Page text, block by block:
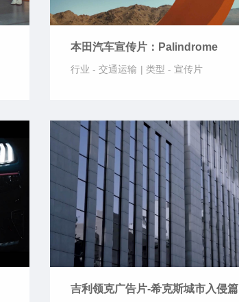
本田汽车宣传片：Palindrome
行业 - 交通运输 | 类型 - 宣传片
吉利领克广告片-希克斯城市入侵篇